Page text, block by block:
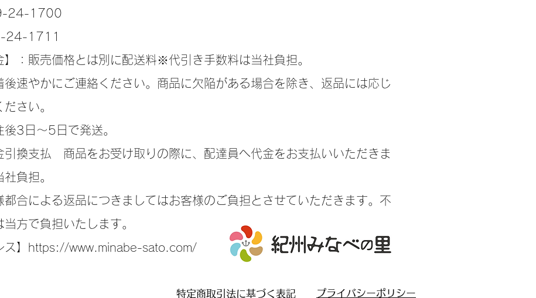
24-1700
24-1711
】：販売価格とは別に配送料※代引き手数料は当社負担。
後速やかにご連絡ください。商品に欠陥がある場合を除き、返品には応じ
さい。
後3日～5日で発送。
引換支払 商品をお受け取りの際に、配達員へ代金をお支払いいただきま
負担。
都合による返品につきましてはお客様のご負担とさせていただきます。不
方で負担いたします。
ス】https://www.minabe-sato.com/
特定商取引法に基づく表記 ​プライバシーポリシー